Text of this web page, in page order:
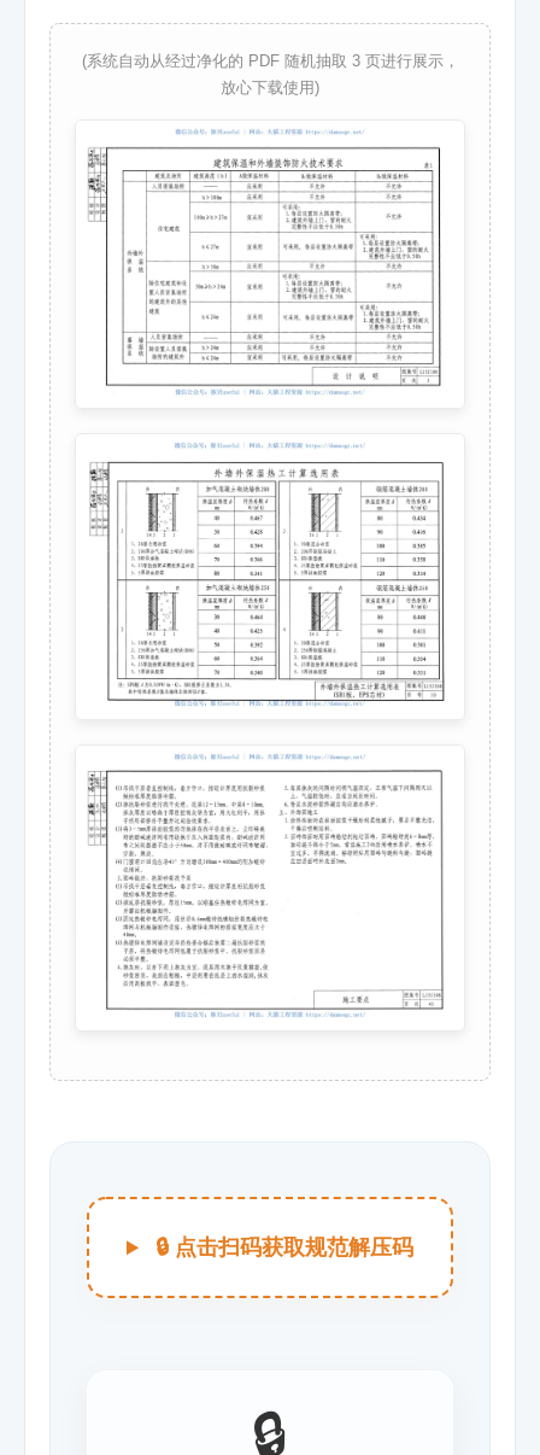
(系统自动从经过净化的 PDF 随机抽取 3 页进行展示，
放心下载使用)
🔒 点击扫码获取规范解压码
🔒